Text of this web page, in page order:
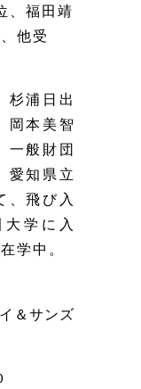
、福田靖
他受
杉浦日出
岡本美智
一般財団
愛知県立
、飛び入
学に入
学中。
＆サンズ